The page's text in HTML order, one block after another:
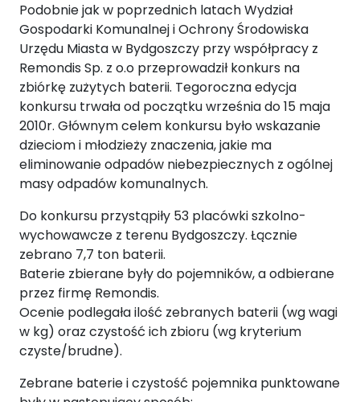
Podobnie jak w poprzednich latach Wydział
Gospodarki Komunalnej i Ochrony Środowiska
Urzędu Miasta w Bydgoszczy przy współpracy z
Remondis Sp. z o.o przeprowadził konkurs na
zbiórkę zużytych baterii. Tegoroczna edycja
konkursu trwała od początku września do 15 maja
2010r. Głównym celem konkursu było wskazanie
dzieciom i młodzieży znaczenia, jakie ma
eliminowanie odpadów niebezpiecznych z ogólnej
masy odpadów komunalnych.
Do konkursu przystąpiły 53 placówki szkolno-
wychowawcze z terenu Bydgoszczy. Łącznie
zebrano 7,7 ton baterii.
Baterie zbierane były do pojemników, a odbierane
przez firmę Remondis.
Ocenie podlegała ilość zebranych baterii (wg wagi
w kg) oraz czystość ich zbioru (wg kryterium
czyste/brudne).
Zebrane baterie i czystość pojemnika punktowane